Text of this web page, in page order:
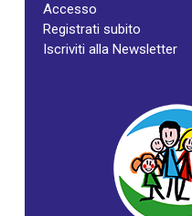
Accesso
Registrati subito
Iscriviti alla Newsletter